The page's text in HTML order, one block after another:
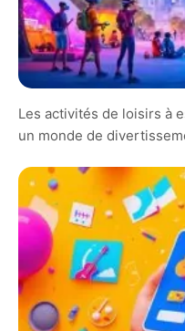
Les activités de loisirs à
un monde de